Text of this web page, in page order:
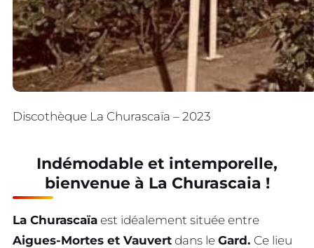
Discothèque La Churascaïa – 2023
Indémodable et intemporelle,
bienvenue à La Churascaia !
La Churascaïa est idéalement située entre
Aigues-Mortes et Vauvert dans le Gard. Ce lieu